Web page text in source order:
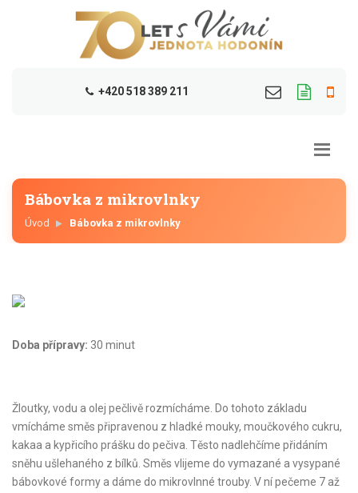
+420 518 389 211
Bábovka z mikrovlnky
Úvod Bábovka z mikrovlnky
Doba přípravy: 30 minut
Žloutky, vodu a olej pečlivě rozmícháme. Do tohoto základu
vmícháme směs připravenou z hladké mouky, moučkového cukru,
kakaa a kypřicího prášku do pečiva. Těsto nadlehčíme přidáním
sněhu ušlehaného z bílků. Směs vlijeme do vymazané a vysypané
bábovkové formy a dáme do mikrovlnné trouby. V ní pečeme 7 až